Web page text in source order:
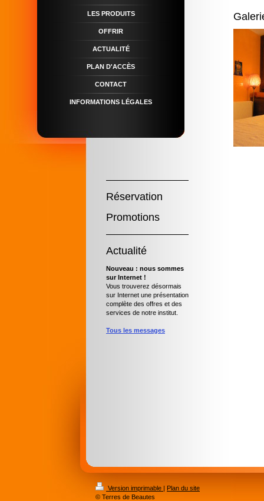
LES PRODUITS
OFFRIR
ACTUALITÉ
PLAN D'ACCÈS
CONTACT
INFORMATIONS LÉGALES
Réservation
Promotions
Actualité
Nouveau : nous sommes
sur Internet !
Vous trouverez désormais
sur Internet une présentation
complète des offres et des
services de notre institut.
Tous les messages
Version imprimable | Plan du site
© Terres de Beautes